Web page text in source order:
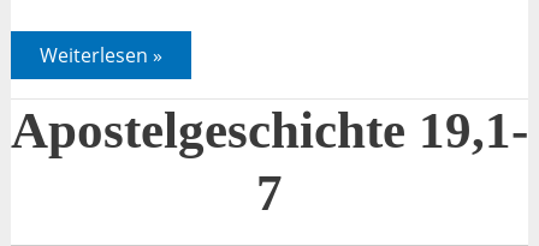
Apostelgeschichte
19,1-
7
Weiterlesen »
Apostelgeschichte 19,1-
7